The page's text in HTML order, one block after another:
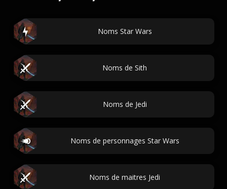
Noms Star Wars
Noms de Sith
Noms de Jedi
Noms de personnages Star Wars
Noms de maitres Jedi